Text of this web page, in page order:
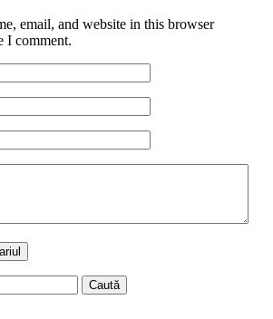
email, and website in this browser
I comment.